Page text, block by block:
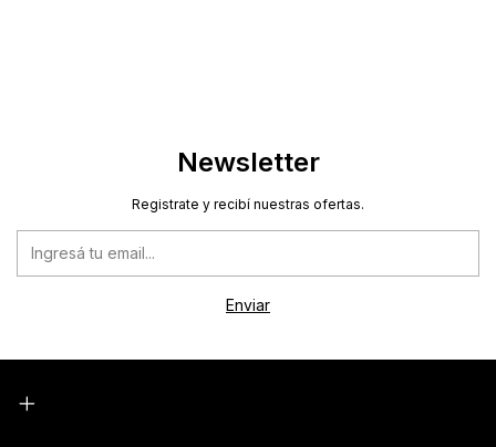
Newsletter
Registrate y recibí nuestras ofertas.